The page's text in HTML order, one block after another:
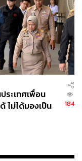
ะเทศเพื่อน
ไม่ได้มองเป็น
184